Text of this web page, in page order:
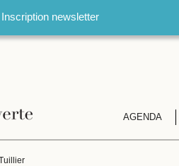
Inscription newsletter
AGENDA